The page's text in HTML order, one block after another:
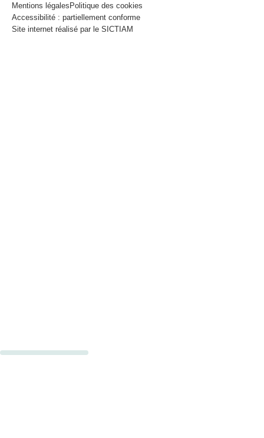
Mentions légales Politique des cookies
Accessibilité : partiellement conforme
Site internet réalisé par le SICTIAM